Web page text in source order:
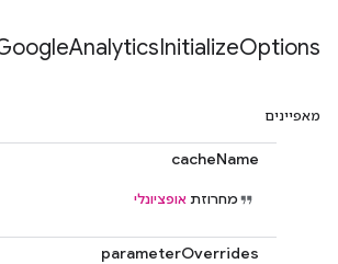
AnalyticsInitializeOptions
מאפיינים
cacheName
מחרוזת אופציונלי
parameterOverrides